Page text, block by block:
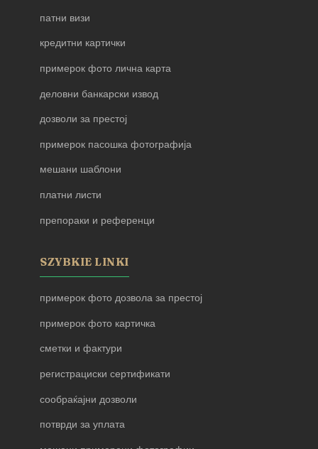
патни визи
кредитни картички
примерок фото лична карта
деловни банкарски извод
дозволи за престој
примерок пасошка фотографија
мешани шаблони
платни листи
препораки и референци
SZYBKIE LINKI
примерок фото дозвола за престој
примерок фото картичка
сметки и фактури
регистрациски сертификати
сообраќајни дозволи
потврди за уплата